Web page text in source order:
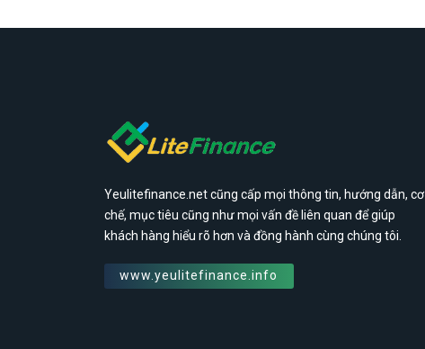
Yeulitefinance.net cũng cấp mọi thông tin, hướng dẫn, cơ
chế, mục tiêu cũng như mọi vấn đề liên quan để giúp
khách hàng hiểu rõ hơn và đồng hành cùng chúng tôi.
www.yeulitefinance.info